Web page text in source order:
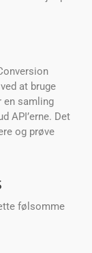
at bruge
en samling
API’erne. Det
og prøve
følsomme